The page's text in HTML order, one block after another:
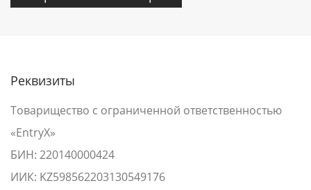
Реквизиты
Товарищество с ограниченной ответственностью
«EntryX»
БИН: 220140000424
ИИК: KZ598562203130549176